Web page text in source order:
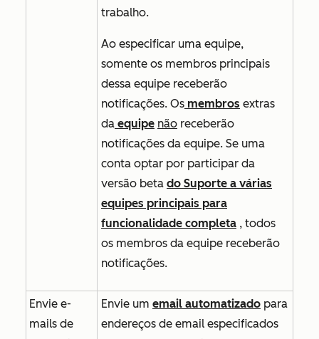
trabalho.
Ao especificar uma equipe,
somente os membros principais
dessa equipe receberão
notificações. Os membros extras
da equipe não receberão
notificações da equipe. Se uma
conta optar por participar da
versão beta do Suporte a várias
equipes principais para
funcionalidade completa , todos
os membros da equipe receberão
notificações.
Envie e-
mails de
Envie um email automatizado para
endereços de email especificados